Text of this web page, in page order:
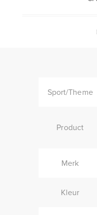
Sport/Theme
Product
Merk
Kleur